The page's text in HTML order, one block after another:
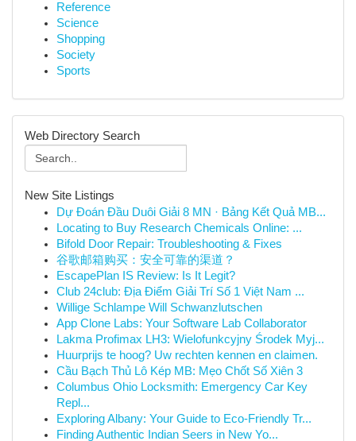
Reference
Science
Shopping
Society
Sports
Web Directory Search
New Site Listings
Dự Đoán Đầu Duôi Giải 8 MN · Bảng Kết Quả MB...
Locating to Buy Research Chemicals Online: ...
Bifold Door Repair: Troubleshooting & Fixes
谷歌邮箱购买：安全可靠的渠道？
EscapePlan IS Review: Is It Legit?
Club 24club: Địa Điểm Giải Trí Số 1 Việt Nam ...
Willige Schlampe Will Schwanzlutschen
App Clone Labs: Your Software Lab Collaborator
Lakma Profimax LH3: Wielofunkcyjny Środek Myj...
Huurprijs te hoog? Uw rechten kennen en claimen.
Cầu Bạch Thủ Lô Kép MB: Mẹo Chốt Số Xiên 3
Columbus Ohio Locksmith: Emergency Car Key
Repl...
Exploring Albany: Your Guide to Eco-Friendly Tr...
Finding Authentic Indian Seers in New Yo...